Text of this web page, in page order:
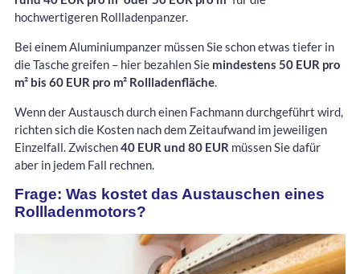
hochwertigeren Rollladenpanzer.
Bei einem Aluminiumpanzer müssen Sie schon etwas tiefer in
die Tasche greifen – hier bezahlen Sie mindestens 50 EUR pro
m² bis 60 EUR pro m² Rollladenfläche.
Wenn der Austausch durch einen Fachmann durchgeführt wird,
richten sich die Kosten nach dem Zeitaufwand im jeweiligen
Einzelfall. Zwischen40 EUR und 80 EUR müssen Sie dafür
aber in jedem Fall rechnen.
Frage: Was kostet das Austauschen eines
Rollladenmotors?